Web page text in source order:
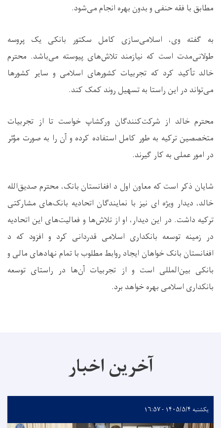
مطابق با فقه حنفی و بدون بهره انجام می‌شود.
به گفته وی، اسلامی‌سازی کامل سکتور بانکی یک پروسه
طولانی‌مدت است که نیازمند تلاش‌های پیوسته می‌باشد. محترم
خالد تأکید کرد که تجربیات کشورهای اسلامی و سایر کشورها
می‌تواند در این راستا به تسهیل روند کمک کند.
محترم خالد از شرکت‌کنندگان ورکشاپ خواست تا از تجربیات
متخصصین ترکیه به ‌طور کامل استفاده کرده و آن را به ‌صورت مؤثر
در امور عملی به کار گیرند.
شایان ذکر است که معاون اول د افغانستان بانک، محترم صدیق‌الله
خالد، دیدار ویژه ‌ای نیز با نمایندگان اتحادیه بانک‌های مشارکتی
ترکیه داشت. در این دیدار، او از تلاش‌ها و فعالیت‌های این اتحادیه
در زمینه توسعه بانکداری اسلامی قدردانی کرد و افزود که د
افغانستان بانک خواهان ایجاد روابط مطلوب با تمام نهادهای مالی و
بانکی بین‌المللی است و از تجربیات آن‌ها در راستای توسعه
بانکداری اسلامی بهره خواهد برد.
آخرین اخبار
یکشنبه ۱۴۰۵/۵/۴ - ۱۶:۵۷